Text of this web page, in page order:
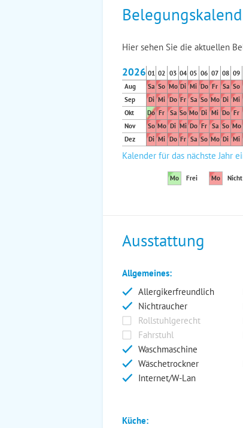
Hier sehen Sie die aktuellen
2026 01 02 03 04 05 06 07 08 09
Aug
Sa So Mo Di Mi Do Fr Sa So
Sep
Di Mi Do Fr Sa So Mo Di Mi
Okt
Do Fr Sa So Mo Di Mi Do Fr
Nov
So Mo Di Mi Do Fr Sa So Mo
Dez
Di Mi Do Fr Sa So Mo Di Mi
Kalender für das nächste Jahr
Mo Frei Mo
Ausstattung
Allgemeines:
Allergikerfreundlich
Nichtraucher
Rollstuhlgerecht
Fahrstuhl
Waschmaschine
Wäschetrockner
Internet/W-Lan
Küche: